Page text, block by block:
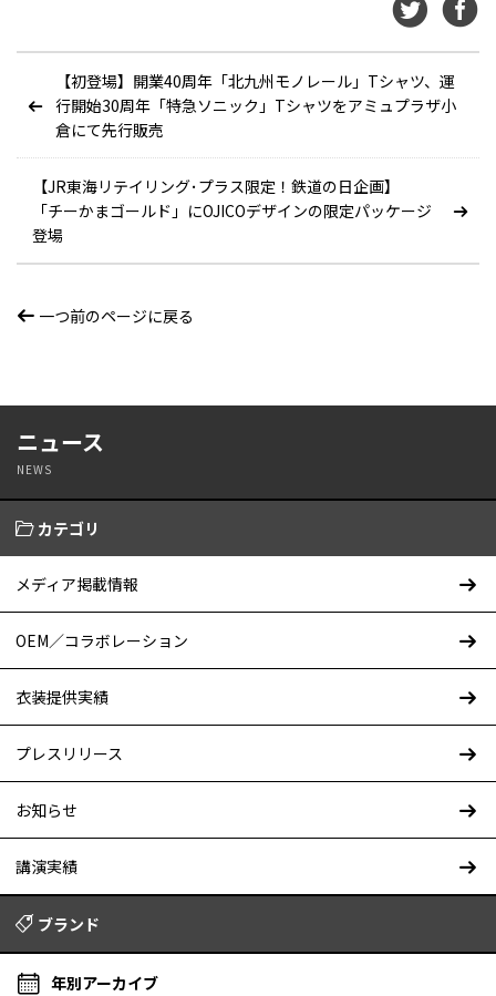
【初登場】開業40周年「北九州モノレール」Tシャツ、運
行開始30周年「特急ソニック」Tシャツをアミュプラザ小
倉にて先行販売
【JR東海リテイリング･プラス限定！鉄道の日企画】
「チーかまゴールド」にOJICOデザインの限定パッケージ
登場
一つ前のページに戻る
ニュース
NEWS
カテゴリ
メディア掲載情報
OEM／コラボレーション
衣装提供実績
プレスリリース
お知らせ
講演実績
ブランド
年別アーカイブ